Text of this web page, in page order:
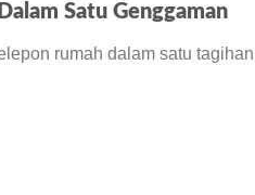
Satu Genggaman
rumah dalam satu